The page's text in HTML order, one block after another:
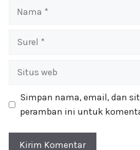
Nama
Surel
Situs
Simpan nama, email, dan
peramban ini untuk